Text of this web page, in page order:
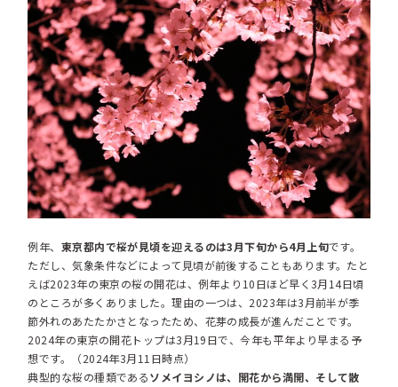
例年、 東京都内で桜が見頃を迎えるのは3月下旬から4月上旬です。
ただし、気象条件などによって見頃が前後することもあります。たと
えば2023年の東京の桜の開花は、例年より10日ほど早く3月14日頃
のところが多くありました。理由の一つは、2023年は3月前半が季
節外れのあたたかさとなったため、花芽の成長が進んだことです。
2024年の東京の開花トップは3月19日で、今年も平年より早まる予
想です。（2024年3月11日時点）
典型的な桜の種類であるソメイヨシノは、開花から満開、そして散